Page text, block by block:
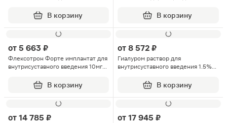
В корзину В корзину
от 5 663 ₽
Флексотрон Форте имплантат для
внутрисуставного введения 10мг/
В корзину
от 8 572 ₽
Гиалуром раствор для
внутрисуставного введения 1.5%
В корзину
от 14 785 ₽ от 17 945 ₽